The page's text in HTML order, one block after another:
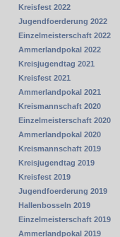
Kreisfest 2022
Jugendfoerderung 2022
Einzelmeisterschaft 2022
Ammerlandpokal 2022
Kreisjugendtag 2021
Kreisfest 2021
Ammerlandpokal 2021
Kreismannschaft 2020
Einzelmeisterschaft 2020
Ammerlandpokal 2020
Kreismannschaft 2019
Kreisjugendtag 2019
Kreisfest 2019
Jugendfoerderung 2019
Hallenbosseln 2019
Einzelmeisterschaft 2019
Ammerlandpokal 2019